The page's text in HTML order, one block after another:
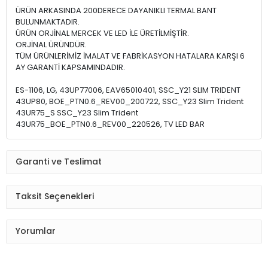
ÜRÜN ARKASINDA 200DERECE DAYANIKLI TERMAL BANT
BULUNMAKTADIR.
ÜRÜN ORJİNAL MERCEK VE LED İLE ÜRETİLMİŞTİR.
ORJİNAL ÜRÜNDÜR.
TÜM ÜRÜNLERİMİZ İMALAT VE FABRİKASYON HATALARA KARŞI 6
AY GARANTİ KAPSAMINDADIR.
ES-1106, LG, 43UP77006, EAV65010401, SSC_Y21 SLIM TRIDENT
43UP80, BOE_PTN0.6_REV00_200722, SSC_Y23 Slim Trident
43UR75_S SSC_Y23 Slim Trident
43UR75_BOE_PTN0.6_REV00_220526, TV LED BAR
Garanti ve Teslimat
Taksit Seçenekleri
Yorumlar